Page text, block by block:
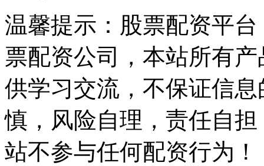
温馨提示：股票配资平
票配资公司，本站所有
供学习交流，不保证信
慎，风险自理，责任自
站不参与任何配资行为！